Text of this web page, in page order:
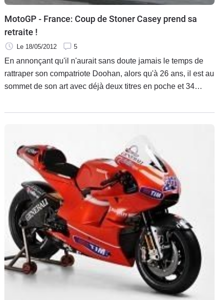
MotoGP - France: Coup de Stoner Casey prend sa
retraite !
Le 18/05/2012 5
En annonçant qu'il n'aurait sans doute jamais le temps de
rattraper son compatriote Doohan, alors qu'à 26 ans, il est au
sommet de son art avec déjà deux titres en poche et 34
coup d'un seul comme alerté les esprits sur une retraite